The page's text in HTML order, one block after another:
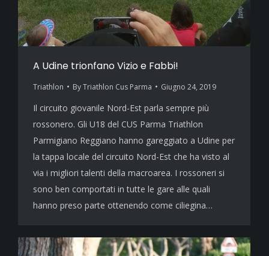
A Udine trionfano Vizio e Fabbi!
Triathlon ByTriathlon Cus Parma Giugno 24, 2019
Il circuito giovanile Nord-Est parla sempre più
rossonero. Gli U18 del CUS Parma Triathlon
Parmigiano Reggiano hanno gareggiato a Udine per
la tappa locale del circuito Nord-Est che ha visto al
via i migliori talenti della macroarea. I rossoneri si
sono ben comportati in tutte le gare alle quali
hanno preso parte ottenendo come ciliegina…